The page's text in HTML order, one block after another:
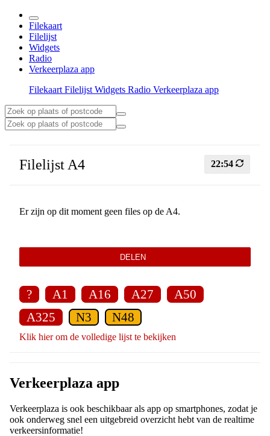
Filekaart
Filelijst
Widgets
Radio
Verkeerplaza app
Filekaart Filelijst Widgets Radio Verkeerplaza app
Filelijst A4 22:54
Er zijn op dit moment geen files op de A4.
DELEN
? A1 A16 A27
A50
A325
N3 N48
Klik hier om de volledige lijst te bekijken
Verkeerplaza app
Verkeerplaza is ook beschikbaar als app op smartphones, zodat je
ook onderweg snel een uitgebreid overzicht hebt van de realtime
verkeersinformatie!